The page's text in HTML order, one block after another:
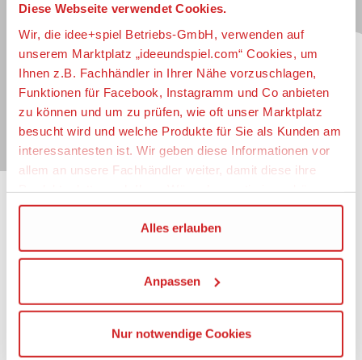
Diese Webseite verwendet Cookies.
Wir, die idee+spiel Betriebs-GmbH, verwenden auf
unserem Marktplatz „ideeundspiel.com“ Cookies, um
Ihnen z.B. Fachhändler in Ihrer Nähe vorzuschlagen,
Funktionen für Facebook, Instagramm und Co anbieten
zu können und um zu prüfen, wie oft unser Marktplatz
besucht wird und welche Produkte für Sie als Kunden am
interessantesten ist. Wir geben diese Informationen vor
allem an unsere Fachhändler weiter, damit diese ihre
Wir verwenden den Google Tag Manager um weitere
Dienste einzubinden.
Wenn Sie auf „Alles erlauben“, klicken, werden ein Teil
Ihrer personenbezogener Daten in die USA übertragen.
Die USA ist ein Drittland, dass nicht von einem
Alles erlauben
Anpassen
Nur notwendige Cookies
Jetzt zum idee+spiel-Newsletter anmelden und
jederzeit widerruflich über spannendeNeuheiten,
zugkräftige
Gewinnspiele , limitierte
Exklusivartikel
und interessante
Schnäppchen
immer als erster
informiert sein.
E-Mail für Newsletteranmeldung
Impressum
Nutzungsbedingungen
Mitgliederportal